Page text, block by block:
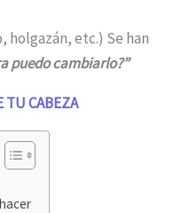
holgazán, etc.) Se han
puedo cambiarlo?”
TU CABEZA